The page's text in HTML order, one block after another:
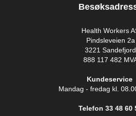
Health Workers
Pindsleveien 2a
3221 Sandefjord
888 117 482
Kundeservice
Mandag - fredag kl.
Telefon 33 48 60